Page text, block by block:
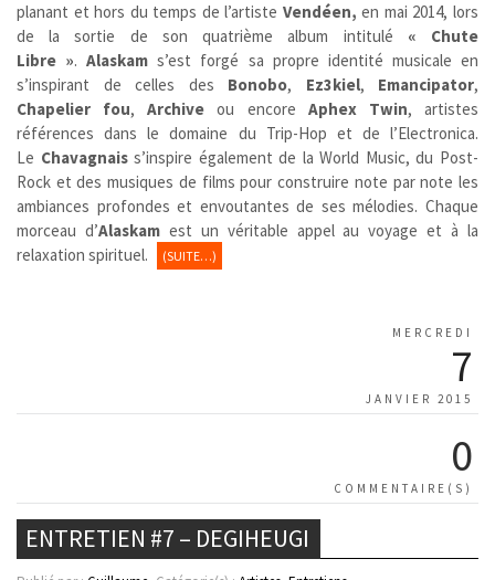
planant et hors du temps de l’artiste Vendéen, en mai 2014, lors
de la sortie de son quatrième album intitulé « Chute
Libre ».Alaskam s’est forgé sa propre identité musicale en
s’inspirant de celles des Bonobo, Ez3kiel, Emancipator,
Chapelier fou,Archive ou encore Aphex Twin, artistes
références dans le domaine du Trip-Hop et de l’Electronica.
Le Chavagnaiss’inspire également de la World Music, du Post-
Rock et des musiques de films pour construire note par note les
ambiances profondes et envoutantes de ses mélodies. Chaque
morceau d’Alaskamest un véritable appel au voyage et à la
relaxation spirituel.
(SUITE…)
MERCREDI
7
JANVIER 2015
0
COMMENTAIRE(S)
ENTRETIEN #7 – DEGIHEUGI